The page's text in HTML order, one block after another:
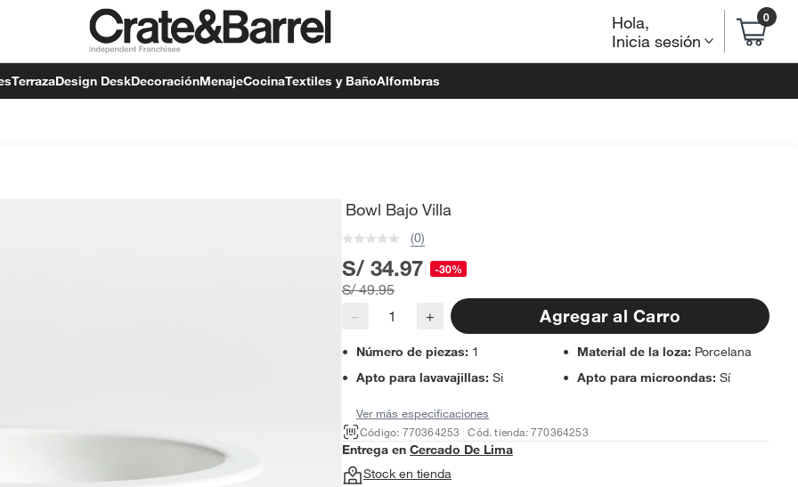
Hola,
Inicia sesión
0
TerrazaDesign DeskDecoraciónMenajeCocinaTextiles y BañoAlfombras
Bowl Bajo Villa
(0)
S/ 34.97 -30%
S/ 49.95
−
+ Agregar al Carro
Número de piezas: 1 Material de la loza: Porcelana
Apto para lavavajillas: Si Apto para microondas: Sí
Ver más especificaciones
Código: 770364253
Cód. tienda: 770364253
Entrega en Cercado De Lima
Stock en tienda